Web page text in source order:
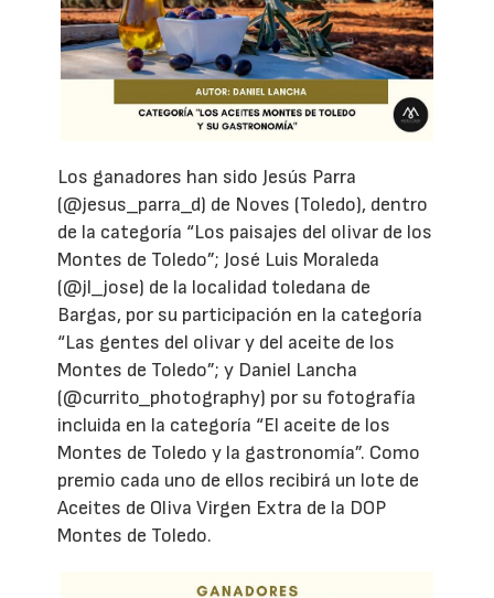
Los ganadores han sido Jesús Parra
(@jesus_parra_d) de Noves (Toledo), dentro
de la categoría “Los paisajes del olivar de los
Montes de Toledo”; José Luis Moraleda
(@jl_jose) de la localidad toledana de
Bargas, por su participación en la categoría
“Las gentes del olivar y del aceite de los
Montes de Toledo”; y Daniel Lancha
(@currito_photography) por su fotografía
incluida en la categoría “El aceite de los
Montes de Toledo y la gastronomía”. Como
premio cada uno de ellos recibirá un lote de
Aceites de Oliva Virgen Extra de la DOP
Montes de Toledo.